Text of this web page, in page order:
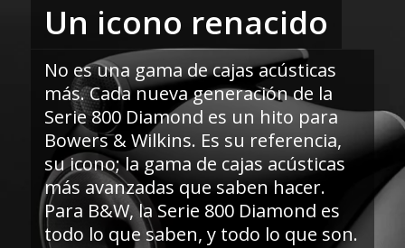
Un icono renacido
No es una gama de cajas acústicas
más. Cada nueva generación de la
Serie 800 Diamond es un hito para
Bowers & Wilkins. Es su referencia,
su icono; la gama de cajas acústicas
más avanzadas que saben hacer.
Para B&W, la Serie 800 Diamond es
todo lo que saben, y todo lo que son.